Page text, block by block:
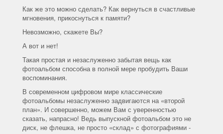
Как же это можно сделать? Как вернуться в счастливые
мгновения, прикоснуться к памяти?
Невозможно, скажете Вы?
А вот и нет!
Такая простая и незаслуженно забытая вещь как
фотоальбом способна в полной мере пробудить Ваши
воспоминания.
В современном цифровом мире классические
фотоальбомы незаслуженно задвигаются на «второй
план». И совершенно, можем Вам с уверенностью
сказать, напрасно! Ведь выпускной фотоальбом это не
диск, не флешка, не просто «склад» с фотографиями -